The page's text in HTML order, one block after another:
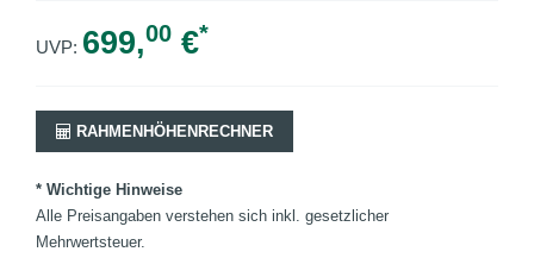
UVP: 699,00 €*
RAHMENHÖHENRECHNER
* Wichtige Hinweise
Alle Preisangaben verstehen sich inkl. gesetzlicher
Mehrwertsteuer.